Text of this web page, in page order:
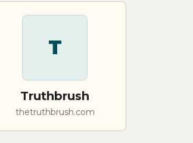
T
Truthbrush
thetruthbrush.com